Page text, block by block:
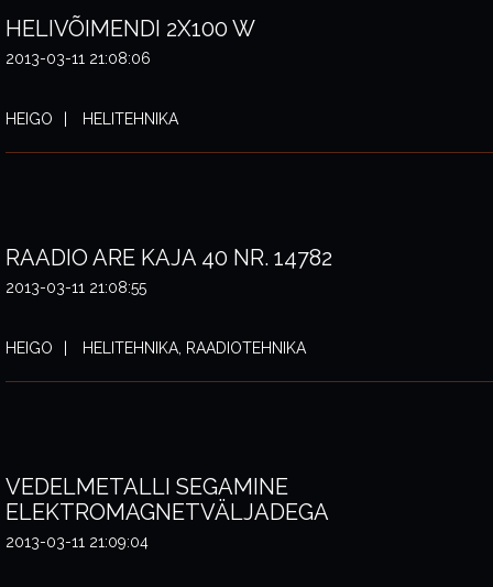
HELIVÕIMENDI 2X100 W
2013-03-11 21:08:06
HEIGO HELITEHNIKA
RAADIO ARE KAJA 40 NR. 14782
2013-03-11 21:08:55
HEIGO HELITEHNIKA, RAADIOTEHNIKA
VEDELMETALLI SEGAMINE
ELEKTROMAGNETVÄLJADEGA
2013-03-11 21:09:04